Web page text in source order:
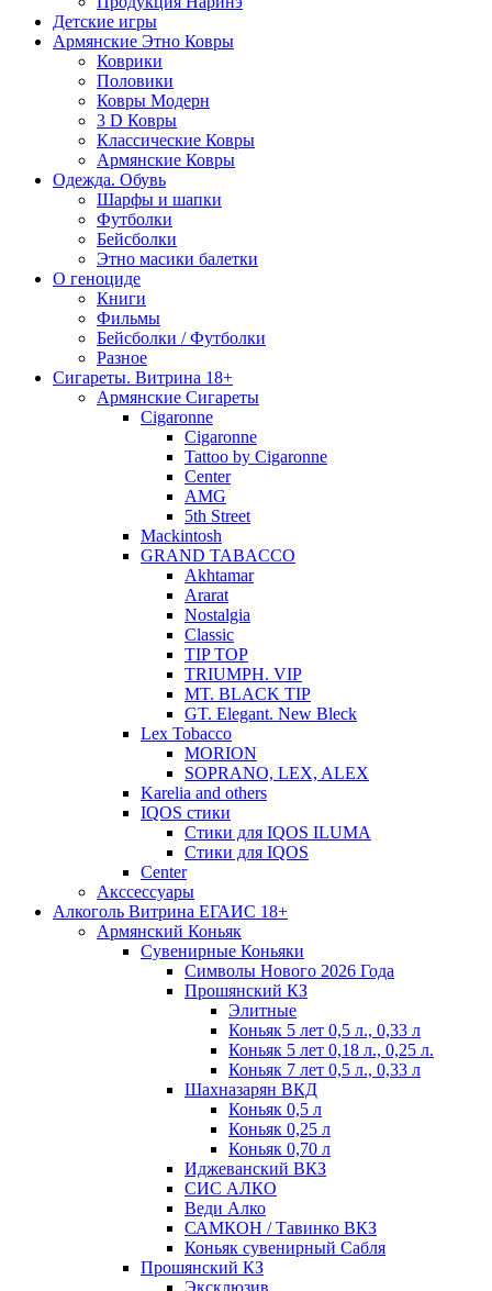
Детские игры
Армянские Этно Ковры
Коврики
Половики
Ковры Модерн
3 D Ковры
Классические Ковры
Армянские Ковры
Одежда. Обувь
Шарфы и шапки
Футболки
Бейсболки
Этно масики балетки
О геноциде
Книги
Фильмы
Бейсболки / Футболки
Разное
Сигареты. Витрина 18+
Армянские Сигареты
Cigaronne
Cigaronne
Tattoo by Cigaronne
Center
AMG
5th Street
Mackintosh
GRAND TABACCO
Akhtamar
Ararat
Nostalgia
Classic
TIP TOP
TRIUMPH. VIP
MT. BLACK TIP
GT. Elegant. New Bleck
Lex Tobacco
MORION
SOPRANO, LEX, ALEX
Karelia and others
IQOS стики
Стики для IQOS ILUMA
Стики для IQOS
Сenter
Акссессуары
Алкоголь Витрина ЕГАИС 18+
Армянский Коньяк
Сувенирные Коньяки
Символы Нового 2026 Года
Прошянский КЗ
Элитные
Коньяк 5 лет 0,5 л., 0,33 л
Коньяк 5 лет 0,18 л., 0,25 л.
Коньяк 7 лет 0,5 л., 0,33 л
Шахназарян ВКД
Коньяк 0,5 л
Коньяк 0,25 л
Коньяк 0,70 л
Иджеванский ВКЗ
СИС АЛКО
Веди Алко
САМКОН / Тавинко ВКЗ
Коньяк сувенирный Сабля
Прошянский КЗ
Эксклюзив